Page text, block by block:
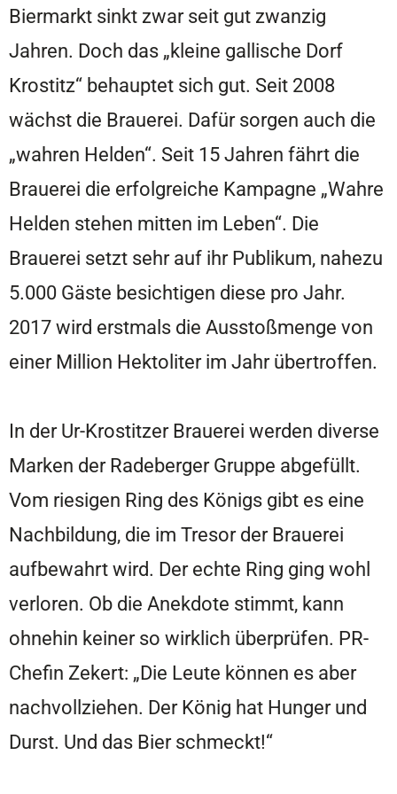
Biermarkt sinkt zwar seit gut zwanzig
Jahren. Doch das „kleine gallische Dorf
Krostitz“ behauptet sich gut. Seit 2008
wächst die Brauerei. Dafür sorgen auch die
„wahren Helden“. Seit 15 Jahren fährt die
Brauerei die erfolgreiche Kampagne „Wahre
Helden stehen mitten im Leben“. Die
Brauerei setzt sehr auf ihr Publikum, nahezu
5.000 Gäste besichtigen diese pro Jahr.
2017 wird erstmals die Ausstoßmenge von
einer Million Hektoliter im Jahr übertroffen.
In der Ur-Krostitzer Brauerei werden diverse
Marken der Radeberger Gruppe abgefüllt.
Vom riesigen Ring des Königs gibt es eine
Nachbildung, die im Tresor der Brauerei
aufbewahrt wird. Der echte Ring ging wohl
verloren. Ob die Anekdote stimmt, kann
ohnehin keiner so wirklich überprüfen. PR-
Chefin Zekert: „Die Leute können es aber
nachvollziehen. Der König hat Hunger und
Durst. Und das Bier schmeckt!“